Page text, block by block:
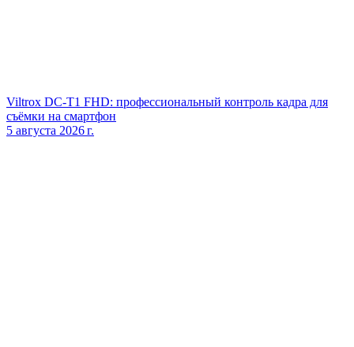
Viltrox DC‑T1 FHD: профессиональный контроль кадра для
съёмки на смартфон
5 августа 2026 г.